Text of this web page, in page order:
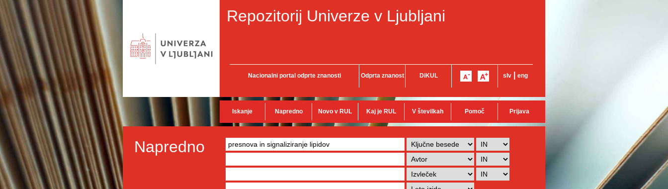
Repozitorij Univerze v Ljubljani
Nacionalni portal odprte znanosti Odprta znanost DiKUL slv eng
Iskanje Napredno Novo v RUL Kaj je RUL V številkah Pomoč Prijava
Napredno